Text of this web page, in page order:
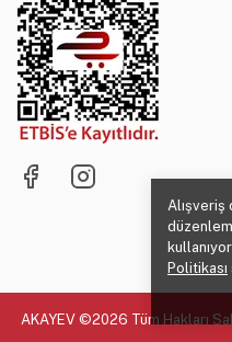
Alışveriş
Politikası
AKAYEV ©2026 Tüm Hakları